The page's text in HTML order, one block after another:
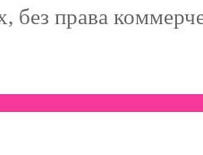
права